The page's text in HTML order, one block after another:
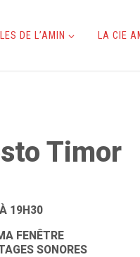
DE L’AMIN LA CIE
Timor
19H30
FENÊTRE
SONORES